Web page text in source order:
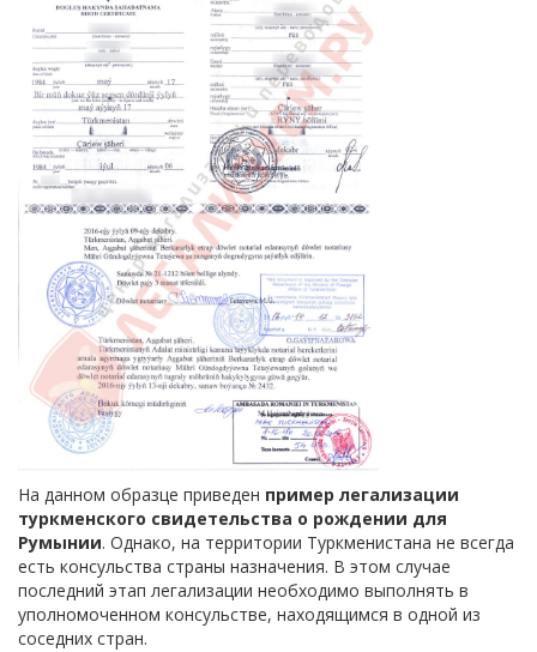
На данном образце приведен пример легализации
туркменского свидетельства о рождении для
Румынии. Однако, на территории Туркменистана не всегда
есть консульства страны назначения. В этом случае
последний этап легализации необходимо выполнять в
уполномоченном консульстве, находящимся в одной из
соседних стран.